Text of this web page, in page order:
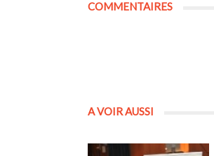
COMMENTAIRES
A VOIR AUSSI